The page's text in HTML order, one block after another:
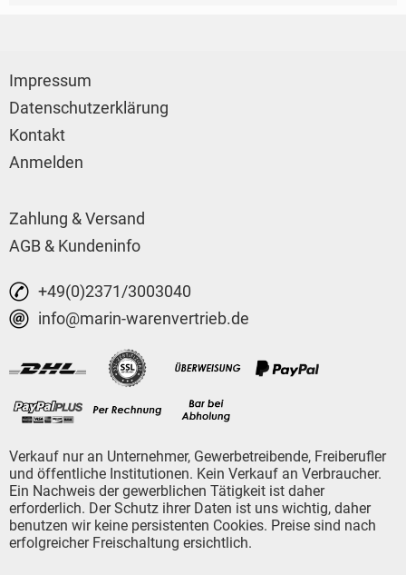
Impressum
Datenschutzerklärung
Kontakt
Anmelden
Zahlung & Versand
AGB & Kundeninfo
+49(0)2371/3003040
info@marin-warenvertrieb.de
Verkauf nur an Unternehmer, Gewerbetreibende, Freiberufler
und öffentliche Institutionen. Kein Verkauf an Verbraucher.
Ein Nachweis der gewerblichen Tätigkeit ist daher
erforderlich. Der Schutz ihrer Daten ist uns wichtig, daher
benutzen wir keine persistenten Cookies. Preise sind nach
erfolgreicher Freischaltung ersichtlich.